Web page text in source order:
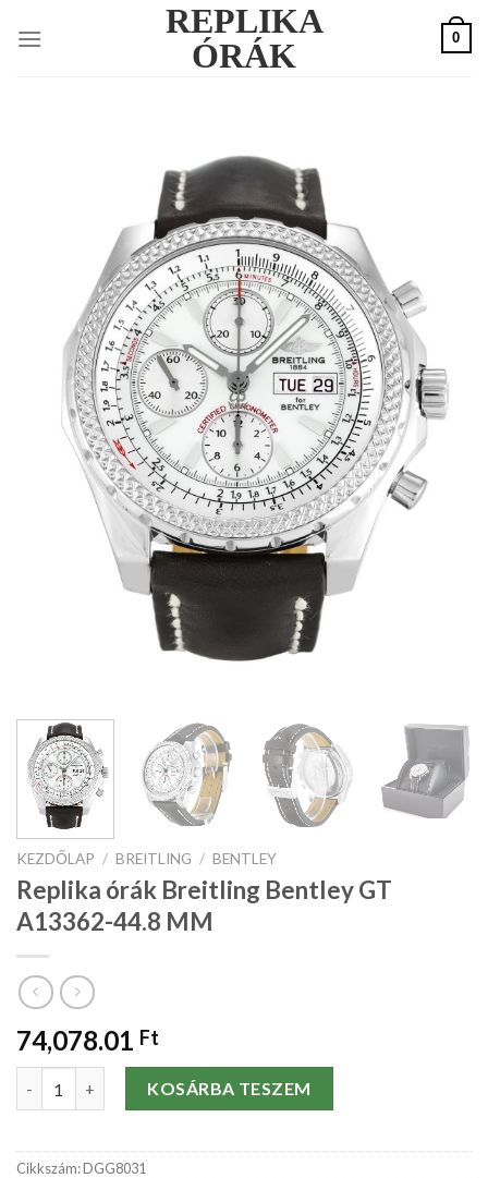
REPLIKA
ÓRÁK
0
KEZDŐLAP / BREITLING / BENTLEY
Replika órák Breitling Bentley GT
A13362-44.8 MM
74,078.01 Ft
Replika órák Breitling Bentley GT A13362-44.8 MM mennyiség
KOSÁRBA TESZEM
Cikkszám:DGG8031